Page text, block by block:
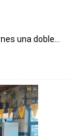
una doble...